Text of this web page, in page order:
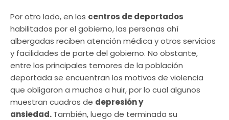
Por otro lado, en los centros de deportados
habilitados por el gobierno, las personas ahí
albergadas reciben atención médica y otros servicios
y facilidades de parte del gobierno. No obstante,
entre los principales temores de la población
deportada se encuentran los motivos de violencia
que obligaron a muchos a huir, por lo cual algunos
muestran cuadros de depresión y
ansiedad.También, luego de terminada su